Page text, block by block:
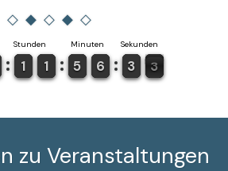
Stunden
1
1
1
1 1
1
1
1
Minuten
4
4
5
5 5
5
6
6
Sekunden
2
2
3
3 2
1
1
zu Veranstaltungen